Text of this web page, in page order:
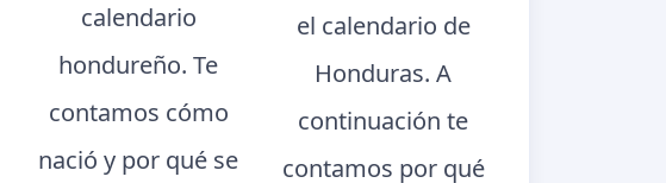
calendario
hondureño. Te
contamos cómo
nació y por qué se
el calendario de
Honduras. A
continuación te
contamos por qué